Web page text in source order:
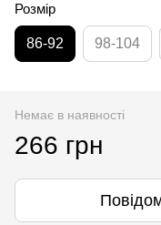
Розмір
86-92 98-104
Немає в наявності
266 грн